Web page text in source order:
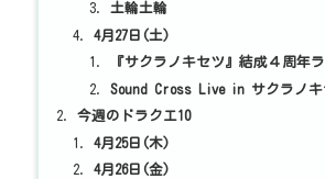
土輪土輪
4月27日(土)
『サクラノキセツ』結成４周年
Sound Cross Live in サクラノキ
今週のドラクエ10
4月25日(木)
4月26日(金)